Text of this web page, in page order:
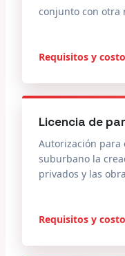
conjunto con otra
Requisitos y
Licencia de
Autorización
suburbano la
privados y las
Requisitos y